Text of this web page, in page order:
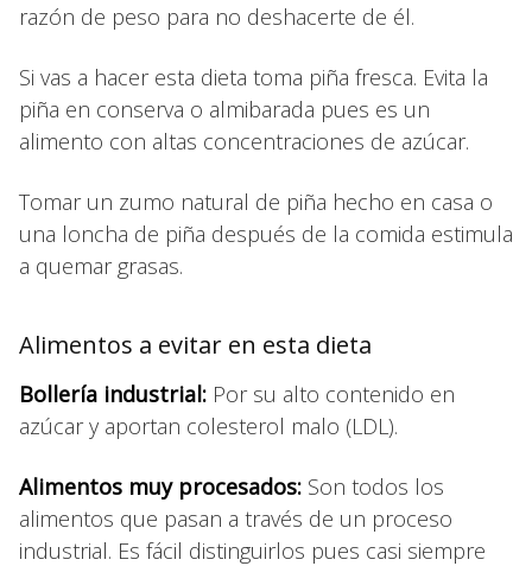
razón de peso para no deshacerte de él.
Si vas a hacer esta dieta toma piña fresca. Evita la
piña en conserva o almibarada pues es un
alimento con altas concentraciones de azúcar.
Tomar un zumo natural de piña hecho en casa o
una loncha de piña después de la comida estimula
a quemar grasas.
Alimentos a evitar en esta dieta
Bollería industrial: Por su alto contenido en
azúcar y aportan colesterol malo (LDL).
Alimentos muy procesados: Son todos los
alimentos que pasan a través de un proceso
industrial. Es fácil distinguirlos pues casi siempre